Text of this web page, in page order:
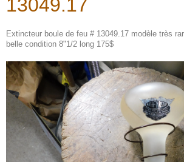
13049.17
Extincteur boule de feu # 13049.17 modèle très
belle condition 8"1/2 long 175$